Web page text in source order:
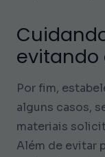
evitando
Por fim,
alguns casos,
materiais
Além de evitar